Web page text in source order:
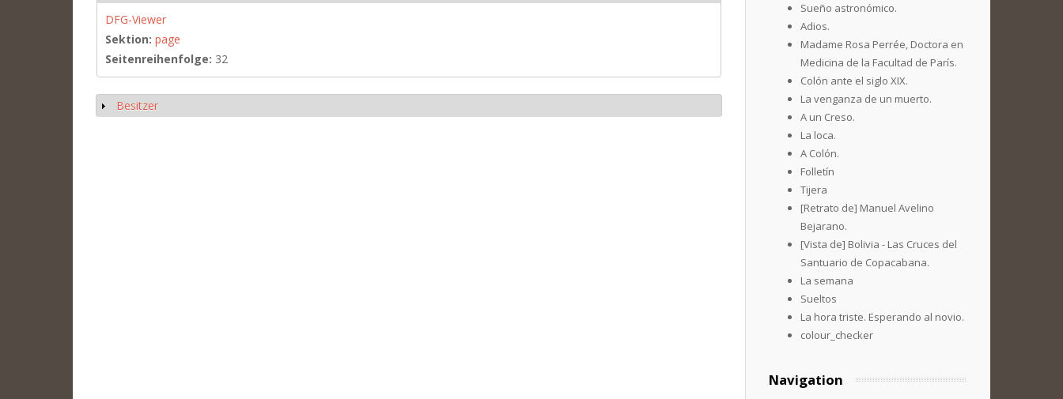
DFG-Viewer
Sektion: page
Seitenreihenfolge: 32
Anzeigen
Besitzer
Sueño astronómico.
Adios.
Madame Rosa Perrée, Doctora en
Medicina de la Facultad de París.
Colón ante el siglo XIX.
La venganza de un muerto.
A un Creso.
La loca.
A Colón.
Folletín
Tijera
[Retrato de] Manuel Avelino
Bejarano.
[Vista de] Bolivia - Las Cruces del
Santuario de Copacabana.
La semana
Sueltos
La hora triste. Esperando al novio.
colour_checker
Navigation